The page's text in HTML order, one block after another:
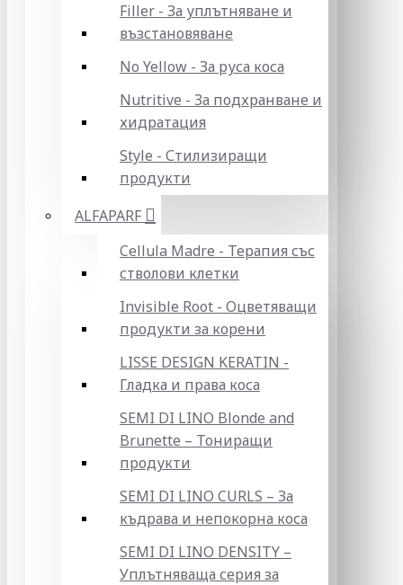
Filler - За уплътняване и
възстановяване
No Yellow - За руса коса
Nutritive - За подхранване и
хидратация
Style - Стилизиращи
продукти
ALFAPARF
Cellula Madre - Терапия със
стволови клетки
Invisible Root - Оцветяващи
продукти за корени
LISSE DESIGN KERATIN -
Гладка и права коса
SEMI DI LINO Blonde and
Brunette – Тониращи
продукти
SEMI DI LINO CURLS – За
къдрава и непокорна коса
SEMI DI LINO DENSITY –
Уплътняваща серия за